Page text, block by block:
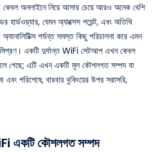
অনলাইনে নিয়ে আসার চেয়ে আরও অনেক বেশি
যেমন অ্যাক্সেস পয়েন্ট, এবং অতিথি
পর্যন্ত সমস্ত কিছু পরিচালনা করে এমন
একটি দুর্দান্ত WiFi সেটআপ এখন কেবল
গেছে; এটি এখন একটি মূল কৌশলগত সম্পদ যা
এবং পরিশেষে, বারবার বুকিংয়ের উপর সরাসরি,
একটি কৌশলগত সম্পদ